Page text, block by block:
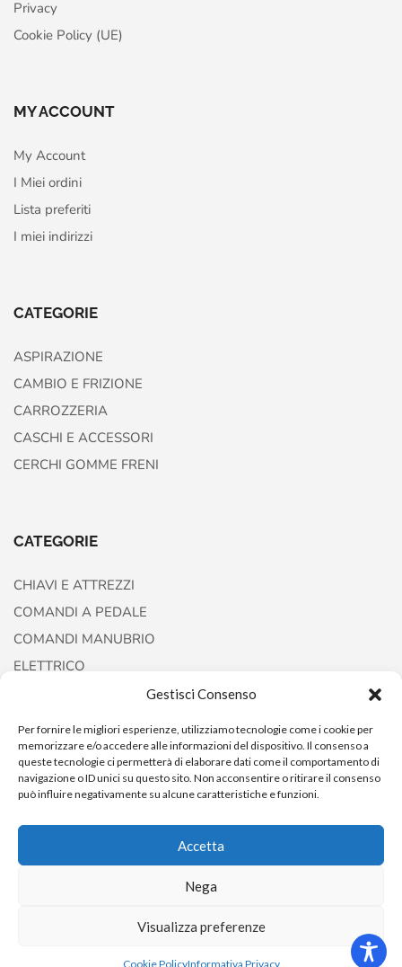
Gestisci Consenso
Per fornire le migliori esperienze, utilizziamo tecnologie come i cookie per
memorizzare e/o accedere alle informazioni del dispositivo. Il consenso a
queste tecnologie ci permetterà di elaborare dati come il comportamento di
navigazione o ID unici su questo sito. Non acconsentire o ritirare il consenso
può influire negativamente su alcune caratteristiche e funzioni.
Accetta
Nega
Visualizza preferenze
Cookie PolicyInformativa Privacy
0
Privacy
Cookie Policy (UE)
MY ACCOUNT
My Account
I Miei ordini
Lista preferiti
I miei indirizzi
CATEGORIE
ASPIRAZIONE
CAMBIO E FRIZIONE
CARROZZERIA
CASCHI E ACCESSORI
CERCHI GOMME FRENI
CATEGORIE
CHIAVI E ATTREZZI
COMANDI A PEDALE
COMANDI MANUBRIO
ELETTRICO
FORCELLE E AMMORTIZZATORI
Copyright © 2022AccessoriCustom